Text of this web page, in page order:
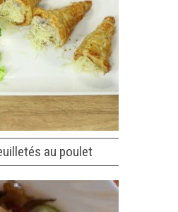
au poulet